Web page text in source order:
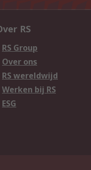
RS
RS Group
Over ons
RS wereldwijd
Werken bij RS
ESG